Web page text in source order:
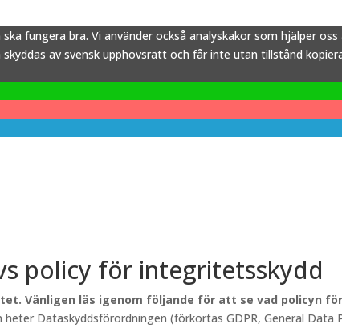
fungera bra. Vi använder också analyskakor som hjälper
av svensk upphovsrätt och får inte utan tillstånd
policy för integritetsskydd
Vänligen läs igenom följande för att se vad policyn
heter Dataskyddsförordningen (förkortas GDPR, General